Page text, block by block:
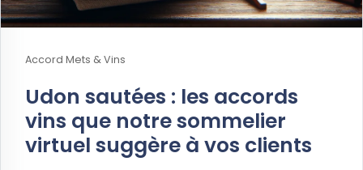
Accord Mets & Vins
Udon sautées : les accords
vins que notre sommelier
virtuel suggère à vos clients